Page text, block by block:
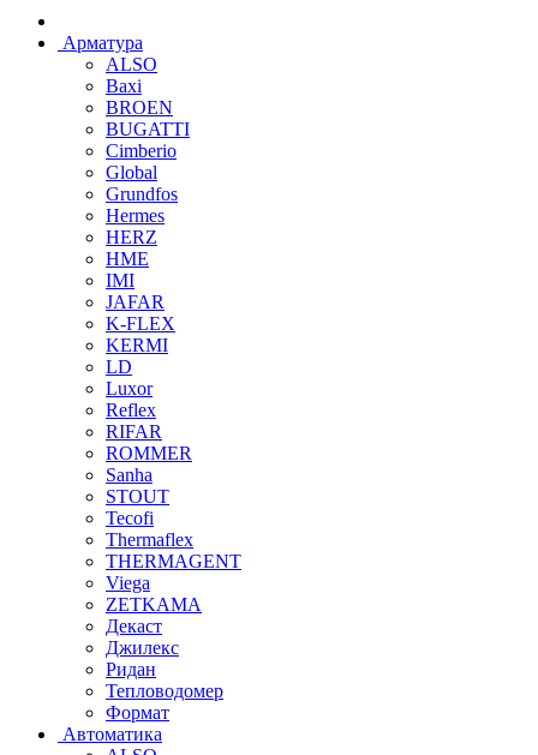
Арматура
ALSO
Baxi
BROEN
BUGATTI
Cimberio
Global
Grundfos
Hermes
HERZ
HME
IMI
JAFAR
K-FLEX
KERMI
LD
Luxor
Reflex
RIFAR
ROMMER
Sanha
STOUT
Tecofi
Thermaflex
THERMAGENT
Viega
ZETKAMA
Декаст
Джилекс
Ридан
Тепловодомер
Формат
Автоматика